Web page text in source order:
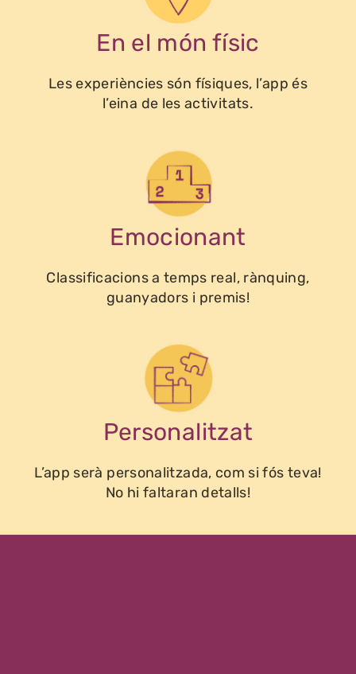
En el món físic
Les experiències són físiques, l’app és
l’eina de les activitats.
Emocionant
Classificacions a temps real, rànquing,
guanyadors i premis!
Personalitzat
L’app serà personalitzada, com si fós teva!
No hi faltaran detalls!